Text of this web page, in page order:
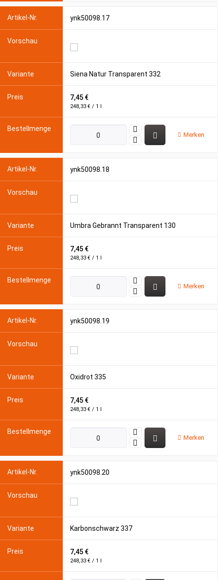
ynk50098.17
Siena Natur Transparent 332
7,45 €
248,33 € / 1 l
Merken
ynk50098.18
Umbra Gebrannt Transparent 130
7,45 €
248,33 € / 1 l
Merken
ynk50098.19
Oxidrot 335
7,45 €
248,33 € / 1 l
Merken
ynk50098.20
Karbonschwarz 337
7,45 €
248,33 € / 1 l